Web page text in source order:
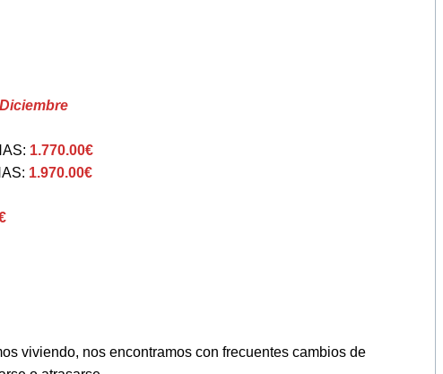
1.770.00€
1.970.00€
viviendo, nos encontramos con frecuentes cambios de